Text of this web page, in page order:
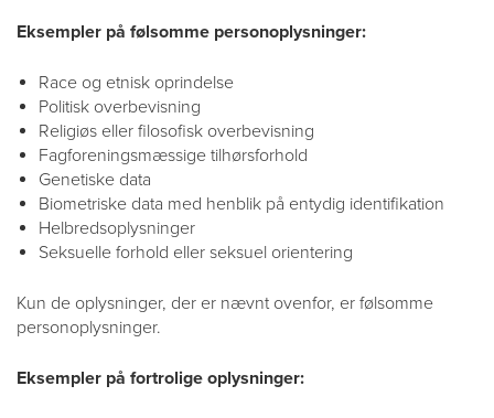
Eksempler på følsomme personoplysninger:
Race og etnisk oprindelse
Politisk overbevisning
Religiøs eller filosofisk overbevisning
Fagforeningsmæssige tilhørsforhold
Genetiske data
Biometriske data med henblik på entydig identifikation
Helbredsoplysninger
Seksuelle forhold eller seksuel orientering
Kun de oplysninger, der er nævnt ovenfor, er følsomme
personoplysninger.
Eksempler på fortrolige oplysninger: